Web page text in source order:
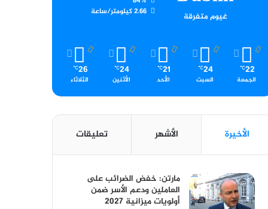
غيوم متفرقة
2.66 كيلومتر/ساعة
22
℃
الجمعة
24
℃
السبت
21
℃
الأحد
24
℃
الأثنين
26
℃
الثلاثاء
الأخيرة الأشهر تعليقات
مارتن: خفض الضرائب على
العاملين ودعم الأسر ضمن
أولويات ميزانية 2027